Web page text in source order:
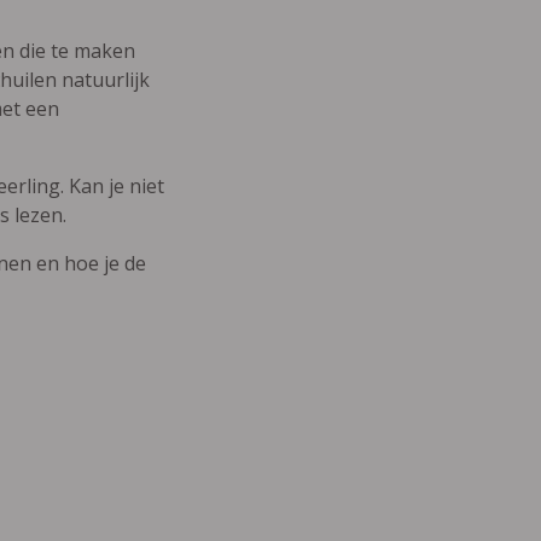
die te maken
natuurlijk
een
Kan je niet
lezen.
en hoe je de